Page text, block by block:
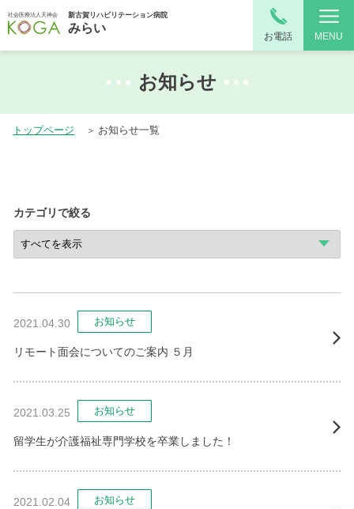
社会医療法人天神会 新古賀リハビリテーション病院
みらい
お電話 MENU
お知らせ
トップページ お知らせ一覧
カテゴリで絞る
2021.04.30 お知らせ
リモート面会についてのご案内 ５月
2021.03.25 お知らせ
留学生が介護福祉専門学校を卒業しました！
2021.02.04 お知らせ